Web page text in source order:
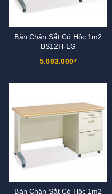
Bàn Chân Sắt Có Hộc 1m2
BS12H-LG
5.083.000₫
Bàn Chân Sắt Có Hộc 1m2